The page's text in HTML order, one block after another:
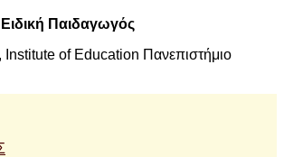
Παιδαγωγός
of Education Πανεπιστήμιο